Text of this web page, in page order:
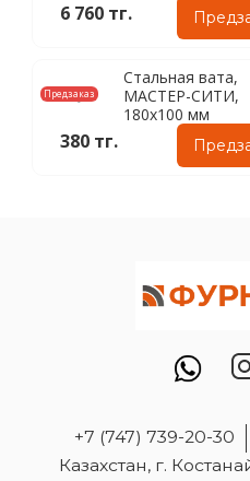
6 760 тг.
Предзаказ
Стальная вата,
МАСТЕР-СИТИ,
180х100 мм
380 тг.
+7 (747) 739-20-30
Казахстан, г.